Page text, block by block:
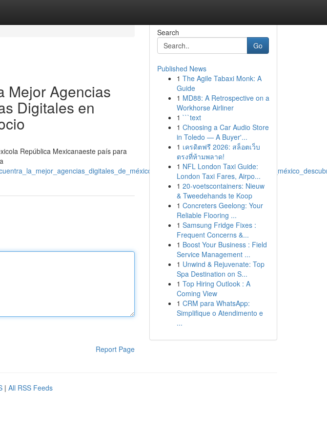
Mejor Agencias
Digitales en
República Mexicanaeste país para
Report Page
Search
Go
Published News
1 The Agile Tabaxi Monk: A
Guide
1 MD88: A Retrospective on a
Workhorse Airliner
1 ```text
1 Choosing a Car Audio Store
in Toledo — A Buyer'...
1 เครดิตฟรี 2026: สล็อตเว็บ
ตรงที่ห้ามพลาด!
1 NFL London Taxi Guide:
London Taxi Fares, Airpo...
1 20-voetscontainers: Nieuw
& Tweedehands te Koop
1 Concreters Geelong: Your
Reliable Flooring ...
1 Samsung Fridge Fixes :
Frequent Concerns &...
1 Boost Your Business : Field
Service Management ...
1 Unwind & Rejuvenate: Top
Spa Destination on S...
1 Top Hiring Outlook : A
Coming View
1 CRM para WhatsApp:
Simplifique o Atendimento e
...
| All RSS Feeds